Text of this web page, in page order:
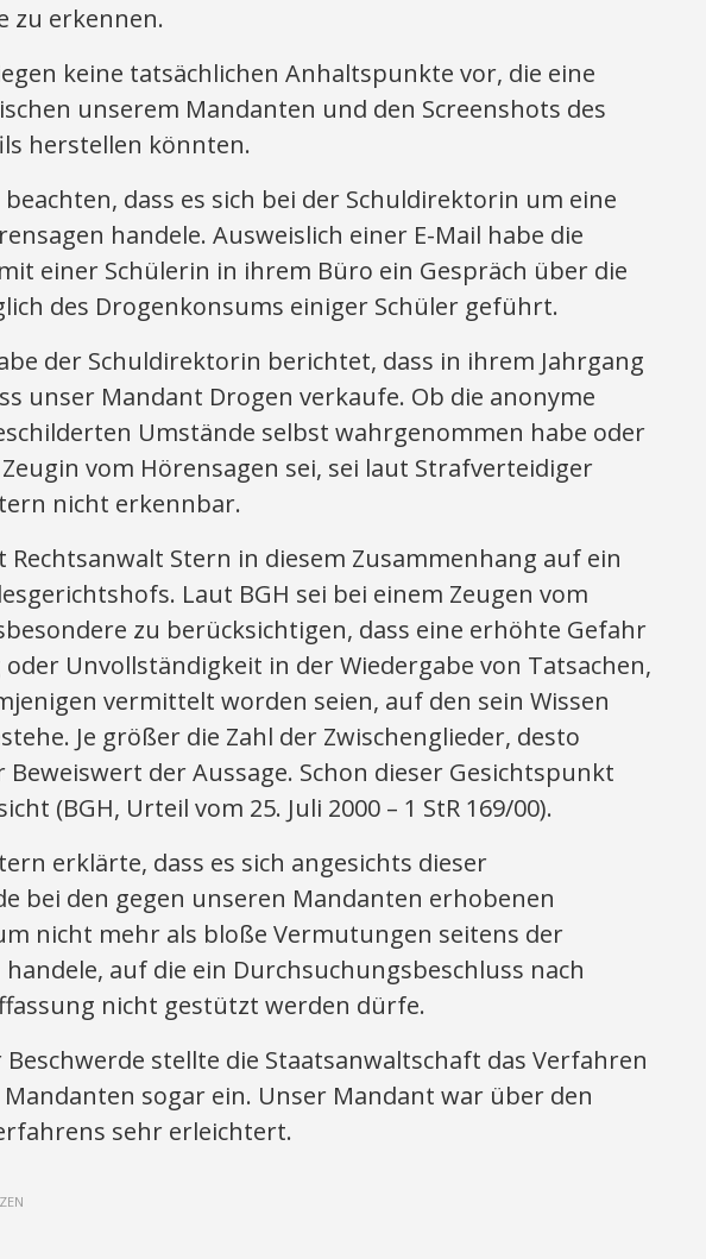
zu erkennen.
keine tatsächlichen Anhaltspunkte vor, die eine
unserem Mandanten und den Screenshots des
herstellen könnten.
dass es sich bei der Schuldirektorin um eine
handele. Ausweislich einer E-Mail habe die
einer Schülerin in ihrem Büro ein Gespräch über die
des Drogenkonsums einiger Schüler geführt.
der Schuldirektorin berichtet, dass in ihrem Jahrgang
unser Mandant Drogen verkaufe. Ob die anonyme
Umstände selbst wahrgenommen habe oder
vom Hörensagen sei, sei laut Strafverteidiger
nicht erkennbar.
Rechtsanwalt Stern in diesem Zusammenhang auf ein
Laut BGH sei bei einem Zeugen vom
zu berücksichtigen, dass eine erhöhte Gefahr
Unvollständigkeit in der Wiedergabe von Tatsachen,
vermittelt worden seien, auf den sein Wissen
Je größer die Zahl der Zwischenglieder, desto
Beweiswert der Aussage. Schon dieser Gesichtspunkt
(BGH, Urteil vom 25. Juli 2000 – 1 StR 169/00).
erklärte, dass es sich angesichts dieser
bei den gegen unseren Mandanten erhobenen
nicht mehr als bloße Vermutungen seitens der
auf die ein Durchsuchungsbeschluss nach
nicht gestützt werden dürfe.
Beschwerde stellte die Staatsanwaltschaft das Verfahren
sogar ein. Unser Mandant war über den
sehr erleichtert.